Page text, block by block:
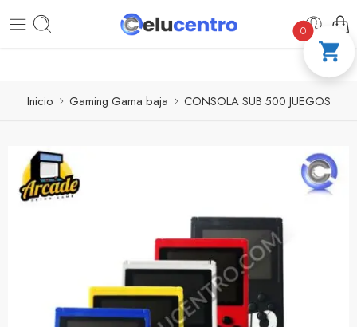
PAGA A CUOTAS CON ADDI COMPRA 100
Inicio Gaming Gama baja CONSOLA SUB 500 JUEGOS
0